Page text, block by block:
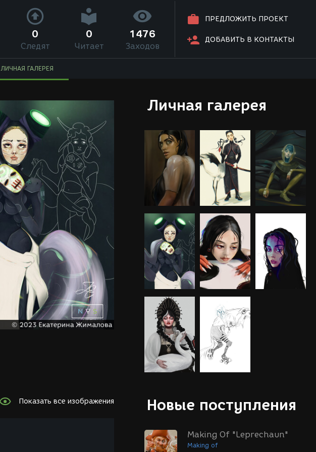
ПРЕДЛОЖИТЬ ПРОЕКТ
ДОБАВИТЬ В КОНТАКТЫ
0
Следят
0
Читает
1476
Заходов
ЛИЧНАЯ ГАЛЕРЕЯ
Личная галерея
Новые поступления
Making Of "Leprechaun"
Making of
Показать все изображения